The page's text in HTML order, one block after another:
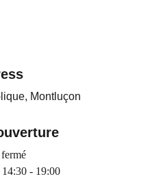
Montluçon
- 19:00